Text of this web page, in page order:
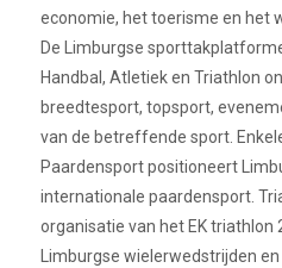
economie, het toerisme en het
De Limburgse
Handbal, Atletiek en Triathlon
breedtesport, topsport,
van de betreffende sport.
Paardensport positioneert
internationale paardensport.
organisatie van het EK triathlon
Limburgse wielerwedstrijden